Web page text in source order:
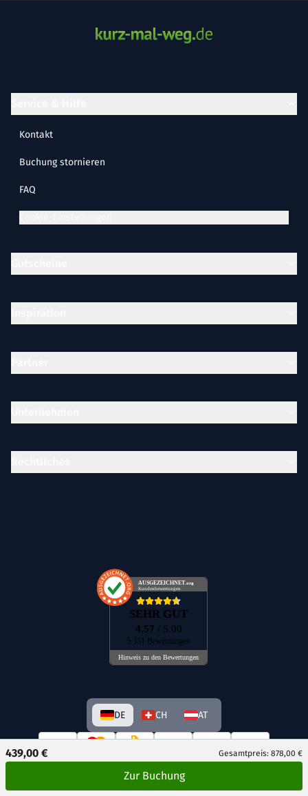
439,00 € Gesamtpreis: 878,00 €
Zur Buchung
AUSGEZEICHNET.org
Kundenbewertungen
SEHR GUT
4.57 / 5.00
5.351 Bewertungen
Hinweis zu den Bewertungen
Kontakt
Buchung stornieren
FAQ
DE CH AT
© GetAway Travel GmbH 2026 Alle Rechte vorbehalten.